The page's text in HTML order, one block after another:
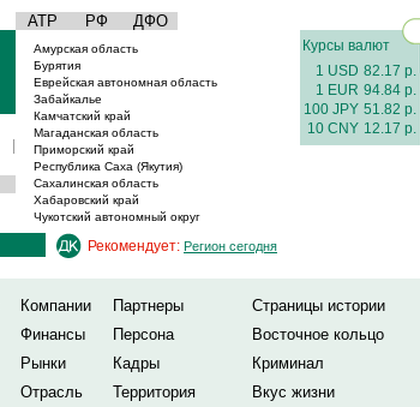
АТР РФ ДФО
|
Амурская область
Бурятия
Еврейская автономная область
Забайкалье
Камчатский край
Магаданская область
Приморский край
Республика Саха (Якутия)
Сахалинская область
Хабаровский край
Чукотский автономный округ
Курсы валют
1 USD 82.17 р.
1 EUR 94.84 р.
100 JPY 51.82 р.
10 CNY 12.17 р.
Рекомендует: Регион сегодня
Компании Партнеры
Страницы истории
Финансы Персона
Восточное кольцо
Рынки Кадры
Криминал
Отрасль Территория
Вкус жизни